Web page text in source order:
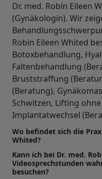
Dr. med. Robin Eileen
(Gynäkologin). Wir
Robin Eileen Whited
Botoxbehandlung,
Faltenbehandlung
Bruststraffung
(Beratung),
Schwitzen, Lifting
Implantatwechsel
Wo befindet sich die
Whited?
Kann ich bei Dr. med.
Videosprechstunden
besuchen?